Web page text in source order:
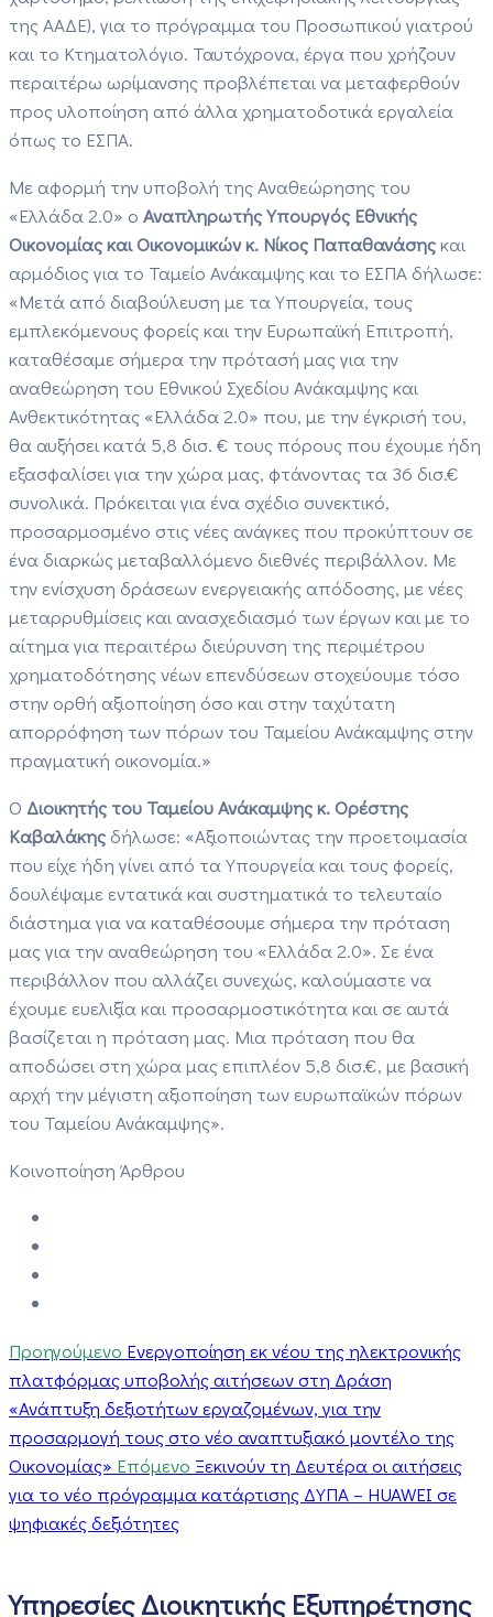
της ΑΑΔΕ), για το πρόγραμμα του Προσωπικού γιατρού
και το Κτηματολόγιο. Ταυτόχρονα, έργα που χρήζουν
περαιτέρω ωρίμανσης προβλέπεται να μεταφερθούν
προς υλοποίηση από άλλα χρηματοδοτικά εργαλεία
όπως το ΕΣΠΑ.
Με αφορμή την υποβολή της Αναθεώρησης του
«Ελλάδα 2.0» ο Αναπληρωτής Υπουργός Εθνικής
Οικονομίας και Οικονομικών κ. Νίκος Παπαθανάσηςκαι
αρμόδιος για το Ταμείο Ανάκαμψης και το ΕΣΠΑ δήλωσε:
«Μετά από διαβούλευση με τα Υπουργεία, τους
εμπλεκόμενους φορείς και την Ευρωπαϊκή Επιτροπή,
καταθέσαμε σήμερα την πρότασή μας για την
αναθεώρηση του Εθνικού Σχεδίου Ανάκαμψης και
Ανθεκτικότητας «Ελλάδα 2.0» που, με την έγκρισή του,
θα αυξήσει κατά 5,8 δισ. € τους πόρους που έχουμε ήδη
εξασφαλίσει για την χώρα μας, φτάνοντας τα 36 δισ.€
συνολικά. Πρόκειται για ένα σχέδιο συνεκτικό,
προσαρμοσμένο στις νέες ανάγκες που προκύπτουν σε
ένα διαρκώς μεταβαλλόμενο διεθνές περιβάλλον. Με
την ενίσχυση δράσεων ενεργειακής απόδοσης, με νέες
μεταρρυθμίσεις και ανασχεδιασμό των έργων και με το
αίτημα για περαιτέρω διεύρυνση της περιμέτρου
χρηματοδότησης νέων επενδύσεων στοχεύουμε τόσο
στην ορθή αξιοποίηση όσο και στην ταχύτατη
απορρόφηση των πόρων του Ταμείου Ανάκαμψης στην
πραγματική οικονομία.»
Ο Διοικητής του Ταμείου Ανάκαμψης κ. Ορέστης
Καβαλάκης δήλωσε: «Αξιοποιώντας την προετοιμασία
που είχε ήδη γίνει από τα Υπουργεία και τους φορείς,
δουλέψαμε εντατικά και συστηματικά το τελευταίο
διάστημα για να καταθέσουμε σήμερα την πρόταση
μας για την αναθεώρηση του «Ελλάδα 2.0». Σε ένα
περιβάλλον που αλλάζει συνεχώς, καλούμαστε να
έχουμε ευελιξία και προσαρμοστικότητα και σε αυτά
βασίζεται η πρόταση μας. Μια πρόταση που θα
αποδώσει στη χώρα μας επιπλέον 5,8 δισ.€, με βασική
αρχή την μέγιστη αξιοποίηση των ευρωπαϊκών πόρων
του Ταμείου Ανάκαμψης».
Κοινοποίηση Άρθρου
Προηγούμενο Ενεργοποίηση εκ νέου της ηλεκτρονικής
πλατφόρμας υποβολής αιτήσεων στη Δράση
«Ανάπτυξη δεξιοτήτων εργαζομένων, για την
προσαρμογή τους στο νέο αναπτυξιακό μοντέλο της
Οικονομίας» Επόμενο Ξεκινούν τη Δευτέρα οι αιτήσεις
για το νέο πρόγραμμα κατάρτισης ΔΥΠΑ – HUAWEI σε
ψηφιακές δεξιότητες
Υπηρεσίες Διοικητικής Εξυπηρέτησης